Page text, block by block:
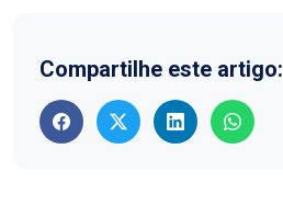
Compartilhe este artigo: